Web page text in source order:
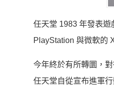
任天堂 1983 年發表
PlayStation 與微軟的
今年終於有所轉圜，
任天堂自從宣布進軍